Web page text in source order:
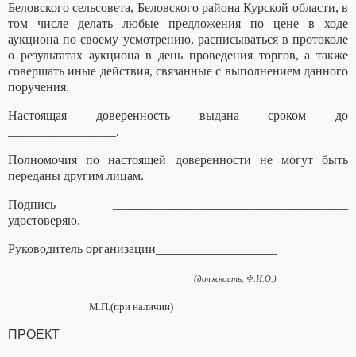
Беловского сельсовета, Беловского района Курской области, в
том числе делать любые предложения по цене в ходе
аукциона по своему усмотрению, расписываться в протоколе
о результатах аукциона в день проведения торгов, а также
совершать иные действия, связанные с выполнением данного
поручения.
Настоящая доверенность выдана сроком до
_________________.
Полномочия по настоящей доверенности не могут быть
переданы другим лицам.
Подпись _____________________________________
удостоверяю.
Руководитель организации___________________
(должность, Ф.И.О.)
М.П.(при наличии)
ПРОЕКТ